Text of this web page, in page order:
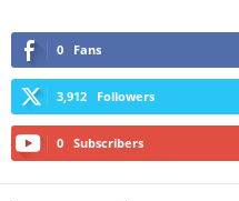
0 Fans
3,912 Followers
0 Subscribers